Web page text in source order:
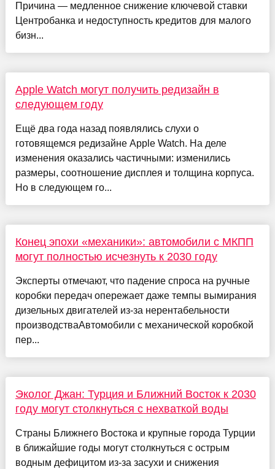
Причина — медленное снижение ключевой ставки
Центробанка и недоступность кредитов для малого
бизн...
Apple Watch могут получить редизайн в
следующем году
Ещё два года назад появлялись слухи о
готовящемся редизайне Apple Watch. На деле
изменения оказались частичными: изменились
размеры, соотношение дисплея и толщина корпуса.
Но в следующем го...
Конец эпохи «механики»: автомобили с МКПП
могут полностью исчезнуть к 2030 году
Эксперты отмечают, что падение спроса на ручные
коробки передач опережает даже темпы вымирания
дизельных двигателей из-за нерентабельности
производстваАвтомобили с механической коробкой
пер...
Эколог Джан: Турция и Ближний Восток к 2030
году могут столкнуться с нехваткой воды
Страны Ближнего Востока и крупные города Турции
в ближайшие годы могут столкнуться с острым
водным дефицитом из-за засухи и снижения